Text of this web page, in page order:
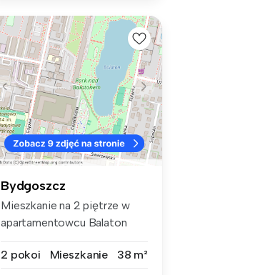
Bydgoszcz
Mieszkanie na 2 piętrze w
apartamentowcu Balaton
2 pokoi
Mieszkanie 38 m²